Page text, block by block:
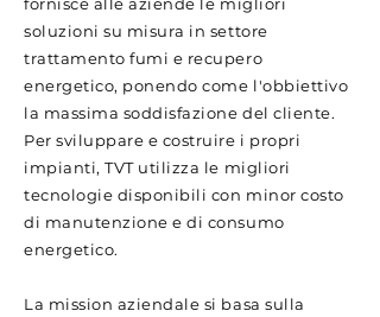
soluzioni su misura in settore
trattamento fumi e recupero
energetico, ponendo come l'obbiettivo
la massima soddisfazione del cliente.
Per sviluppare e costruire i propri
impianti, TVT utilizza le migliori
tecnologie disponibili con minor costo
di manutenzione edi consumo
energetico.
La mission aziendale si basa sulla